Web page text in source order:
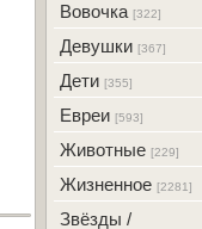
Вовочка [322]
Девушки [367]
Дети [355]
Евреи [593]
Животные [229]
Жизненное [2281]
Звёзды /